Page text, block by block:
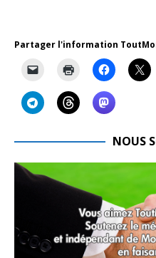
Partager l'information
NOUS